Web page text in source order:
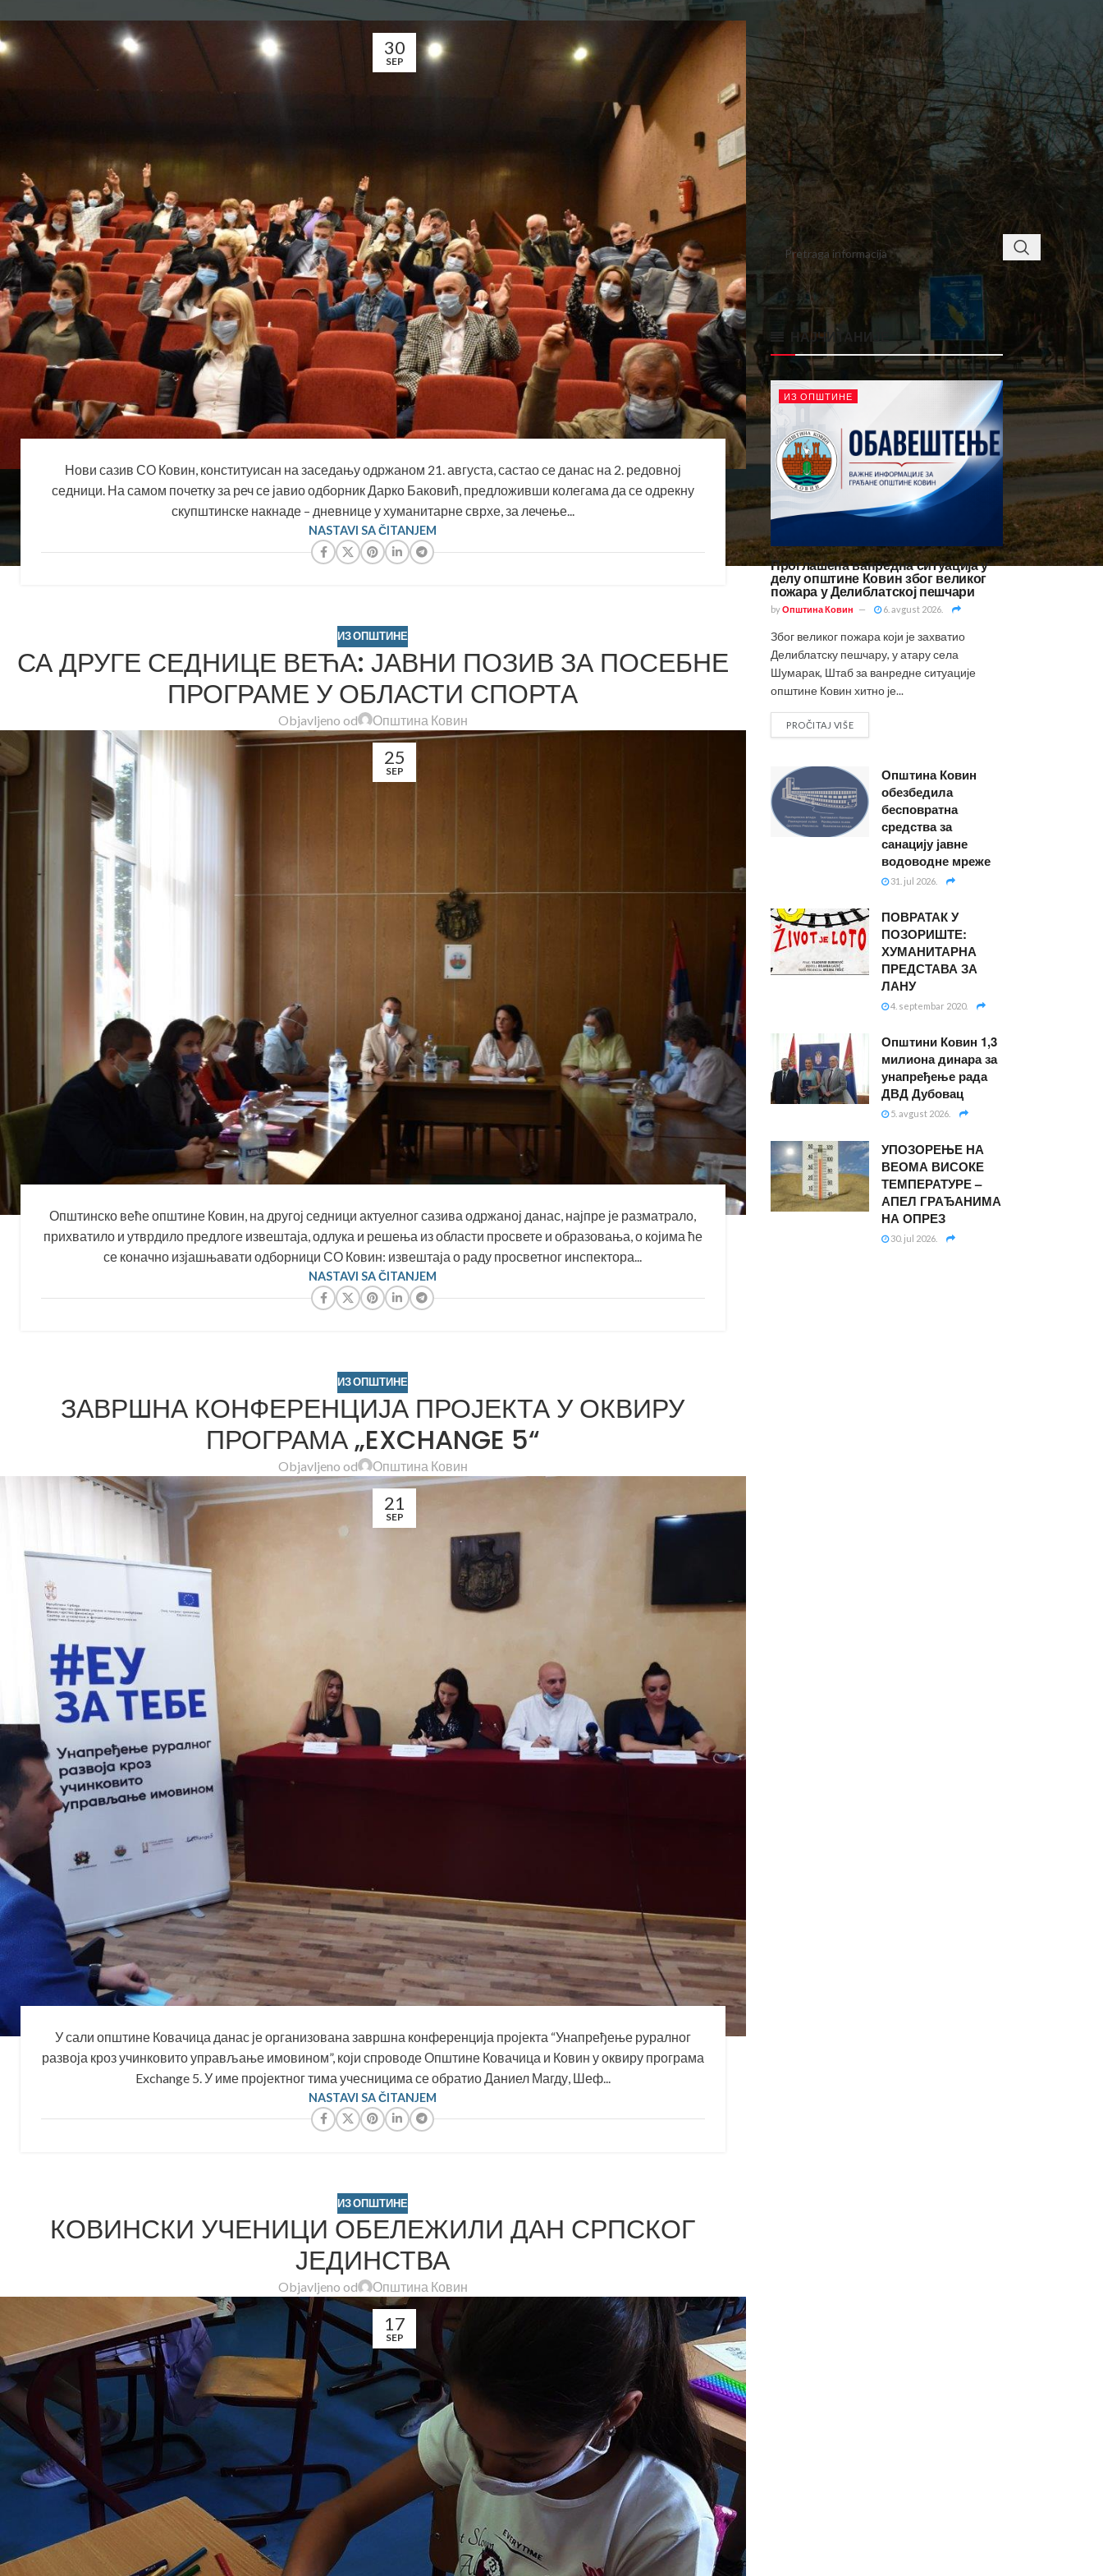
Objavljeno od Општина Ковин
30
SEP
Нови сазив СО Ковин, конституисан на заседању одржаном 21. августа, састао се данас на 2. редовној
седници. На самом почетку за реч се јавио одборник Дарко Баковић, предложивши колегама да се одрекну
скупштинске накнаде – дневнице у хуманитарне сврхе, за лечење...
NASTAVI SA ČITANJEM
ИЗ ОПШТИНЕ
СА ДРУГЕ СЕДНИЦЕ ВЕЋА: ЈАВНИ ПОЗИВ ЗА ПОСЕБНЕ
ПРОГРАМЕ У ОБЛАСТИ СПОРТА
Objavljeno od Општина Ковин
25
SEP
Општинско веће општине Ковин, на другој седници актуелног сазива одржаној данас, најпре је разматрало,
прихватило и утврдило предлоге извештаја, одлука и решења из области просвете и образовања, о којима ће
се коначно изјашњавати одборници СО Ковин: извештаја о раду просветног инспектора...
NASTAVI SA ČITANJEM
ИЗ ОПШТИНЕ
ЗАВРШНА КОНФЕРЕНЦИЈА ПРОЈЕКТА У ОКВИРУ
ПРОГРАМА „EXCHANGE 5“
Objavljeno od Општина Ковин
21
SEP
У сали општине Ковачица данас је организована завршна конференција пројекта “Унапређење руралног
развоја кроз учинковито управљање имовином”, који спроводе Општине Ковачица и Ковин у оквиру програма
Exchange 5. У име пројектног тима учесницима се обратио Даниел Магду, Шеф...
NASTAVI SA ČITANJEM
ИЗ ОПШТИНЕ
КОВИНСКИ УЧЕНИЦИ ОБЕЛЕЖИЛИ ДАН СРПСКОГ
ЈЕДИНСТВА
Objavljeno od Општина Ковин
17
SEP
7 9 12
14 15 16 17 18
21 22 23 24 25 26 27
28 29
30
« avg
okt »
< class="widget-title">ПРОНАЂИТЕ
НАЈЧИТАНИЈЕ
ИЗ ОПШТИНЕ
Проглашена ванредна ситуација у
делу општине Ковин због великог
пожара у Делиблатској пешчари
byОпштина Ковин 6. avgust 2026.
Због великог пожара који је захватио
Делиблатску пешчару, у атару села
Шумарак, Штаб за ванредне ситуације
општине Ковин хитно је...
PROČITAJ VIŠE
Општина Ковин
обезбедила
бесповратна
средства за
санацију јавне
водоводне мреже
31. jul 2026.
ПОВРАТАК У
ПОЗОРИШТЕ:
ХУМАНИТАРНА
ПРЕДСТАВА ЗА
ЛАНУ
4. septembar 2020.
Општини Ковин 1,3
милиона динара за
унапређење рада
ДВД Дубовац
5. avgust 2026.
УПОЗОРЕЊЕ НА
ВЕОМА ВИСОКЕ
ТЕМПЕРАТУРЕ –
АПЕЛ ГРАЂАНИМА
НА ОПРЕЗ
30. jul 2026.